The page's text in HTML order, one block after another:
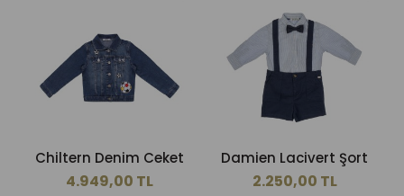
Chiltern Denim Ceket
4.949,00 TL
Damien Lacivert Şort
2.250,00 TL